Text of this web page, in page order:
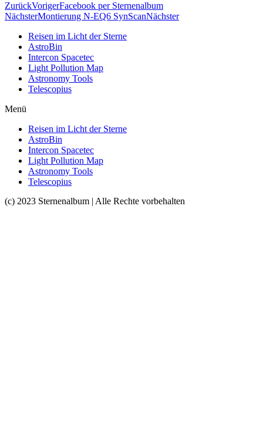
ZurückVorigerFacebook per Sternenalbum
NächsterMontierung N-EQ6 SynScanNächster
Reisen im Licht der Sterne
AstroBin
Intercon Spacetec
Light Pollution Map
Astronomy Tools
Telescopius
Menü
Reisen im Licht der Sterne
AstroBin
Intercon Spacetec
Light Pollution Map
Astronomy Tools
Telescopius
(c) 2023 Sternenalbum | Alle Rechte vorbehalten